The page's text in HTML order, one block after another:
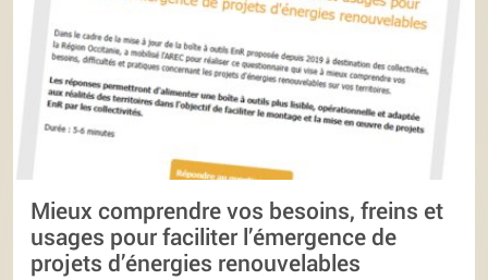
Mieux comprendre vos besoins, freins et
usages pour faciliter l’émergence de
projets d’énergies renouvelables